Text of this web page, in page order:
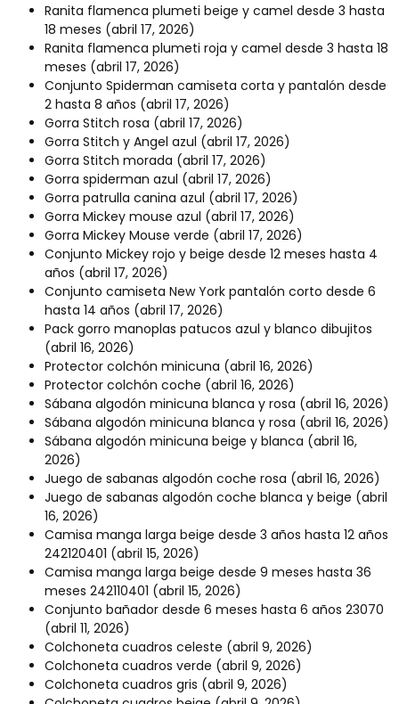
Ranita flamenca plumeti beige y camel desde 3 hasta
18 meses (abril 17, 2026)
Ranita flamenca plumeti roja y camel desde 3 hasta 18
meses (abril 17, 2026)
Conjunto Spiderman camiseta corta y pantalón desde
2 hasta 8 años (abril 17, 2026)
Gorra Stitch rosa (abril 17, 2026)
Gorra Stitch y Angel azul (abril 17, 2026)
Gorra Stitch morada (abril 17, 2026)
Gorra spiderman azul (abril 17, 2026)
Gorra patrulla canina azul (abril 17, 2026)
Gorra Mickey mouse azul (abril 17, 2026)
Gorra Mickey Mouse verde (abril 17, 2026)
Conjunto Mickey rojo y beige desde 12 meses hasta 4
años (abril 17, 2026)
Conjunto camiseta New York pantalón corto desde 6
hasta 14 años (abril 17, 2026)
Pack gorro manoplas patucos azul y blanco dibujitos
(abril 16, 2026)
Protector colchón minicuna (abril 16, 2026)
Protector colchón coche (abril 16, 2026)
Sábana algodón minicuna blanca y rosa (abril 16, 2026)
Sábana algodón minicuna blanca y rosa (abril 16, 2026)
Sábana algodón minicuna beige y blanca (abril 16,
2026)
Juego de sabanas algodón coche rosa (abril 16, 2026)
Juego de sabanas algodón coche blanca y beige (abril
16, 2026)
Camisa manga larga beige desde 3 años hasta 12 años
242120401 (abril 15, 2026)
Camisa manga larga beige desde 9 meses hasta 36
meses 242110401 (abril 15, 2026)
Conjunto bañador desde 6 meses hasta 6 años 23070
(abril 11, 2026)
Colchoneta cuadros celeste (abril 9, 2026)
Colchoneta cuadros verde (abril 9, 2026)
Colchoneta cuadros gris (abril 9, 2026)